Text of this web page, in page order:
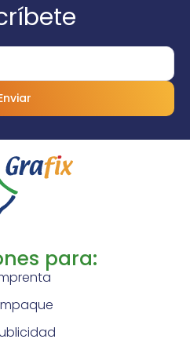
para: